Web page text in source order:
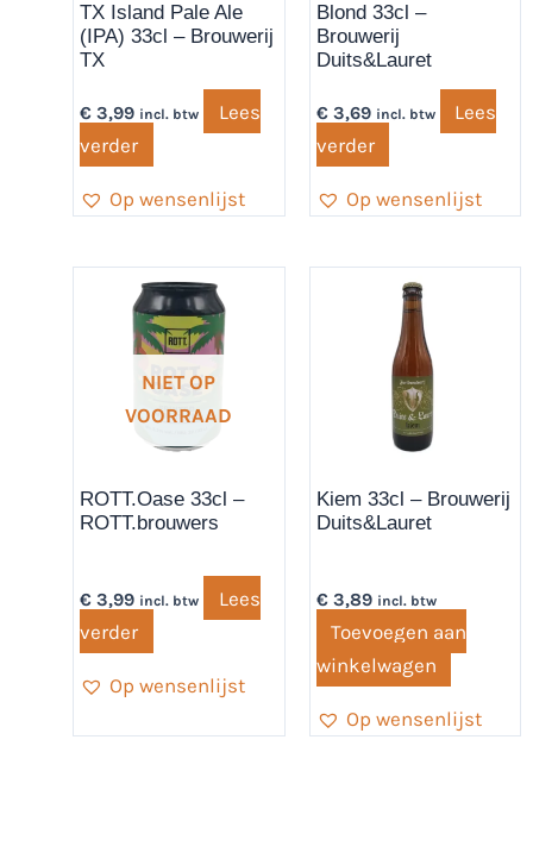
TX Island Pale Ale
(IPA) 33cl – Brouwerij
TX
€ 3,99 incl. btw
Lees
verder
Op wensenlijst
Blond 33cl –
Brouwerij
Duits&Lauret
€3,69 incl. btw
Lees
verder
Op wensenlijst
NIET OP
VOORRAAD
ROTT.Oase 33cl –
ROTT.brouwers
€ 3,99 incl. btw
Lees
verder
Op wensenlijst
Kiem 33cl – Brouwerij
Duits&Lauret
€3,89 incl. btw
Toevoegen aan
winkelwagen
Op wensenlijst